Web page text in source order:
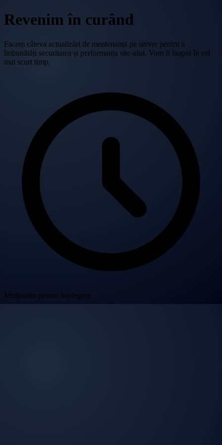
Revenim în curând
Facem câteva actualizări de mentenanță pe server pentru a
îmbunătăți securitatea și performanța site-ului. Vom fi înapoi în cel
mai scurt timp.
Mulțumim pentru înțelegere